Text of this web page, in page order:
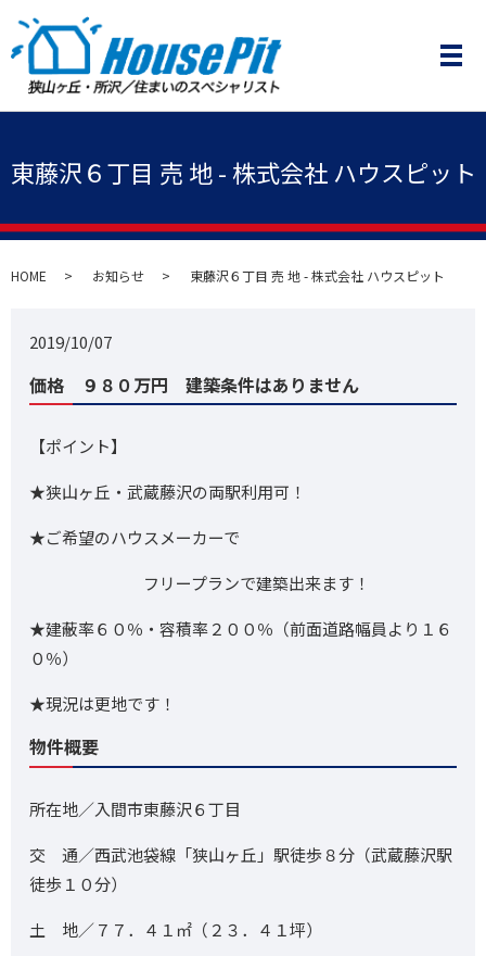
メ
東藤沢６丁目 売 地 - 株式会社 ハウスピット
HOME お知らせ 東藤沢６丁目 売 地 - 株式会社 ハウスピット
2019/10/07
価格 ９８０万円 建築条件はありません
【ポイント】
★狭山ヶ丘・武蔵藤沢の両駅利用可！
★ご希望のハウスメーカーで
フリープランで建築出来ます！
★建蔽率６０％・容積率２００％（前面道路幅員より１６
０％）
★現況は更地です！
物件概要
所在地／入間市東藤沢６丁目
交 通／西武池袋線「狭山ヶ丘」駅徒歩８分（武蔵藤沢駅
徒歩１０分）
土 地／７７．４１㎡（２３．４１坪）